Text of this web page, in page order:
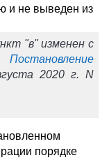
и не выведен из
"в" изменен с
-Постановление
2020 г. N
порядке